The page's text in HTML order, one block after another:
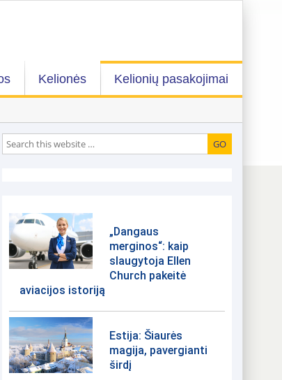
Kelionės Kelionių pasakojimai
„Dangaus
merginos“: kaip
slaugytoja Ellen
Church pakeitė
aviacijos istoriją
Estija: Šiaurės
magija, pavergianti
širdį